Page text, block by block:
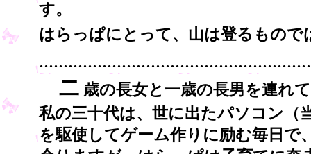
す。
はらっぱにとって、山は登るもの
二 歳の長女と一歳の長男を連れ
私の三十代は、世に出たパソコン（
を駆使してゲーム作りに励む毎日